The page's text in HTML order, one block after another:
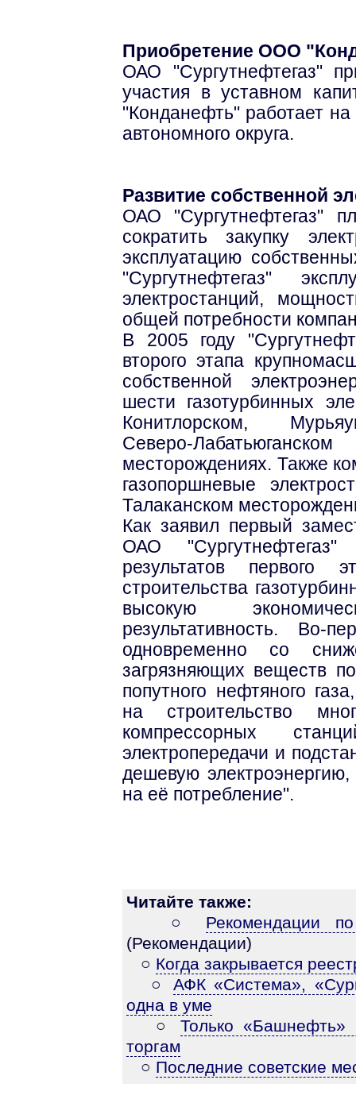
Приобретение ООО
ОАО "Сургутнефтегаз"
участия в уставном
"Конданефть" работает
автономного округа.
Развитие собственной
ОАО "Сургутнефтегаз"
сократить закупку
эксплуатацию
"Сургутнефтегаз"
электростанций,
общей потребности
В 2005 году
второго этапа
собственной
шести газотурбинных
Конитлорском,
Северо-
месторождениях. Также
газопоршневые
Талаканском
Как заявил первый
ОАО
результатов первого
строительства
высокую
результативность. Во-
одновременно со
загрязняющих веществ
попутного нефтяного
на строительство
компрессорных
электропередачи и
дешевую электроэнергию,
на её потребление".
Читайте также:
○ Рекомендации
(Рекомендации)
○ Когда закрывается
○ АФК «Система»,
одна в уме
○ Только «Башнефть»
торгам
○ Последние советские